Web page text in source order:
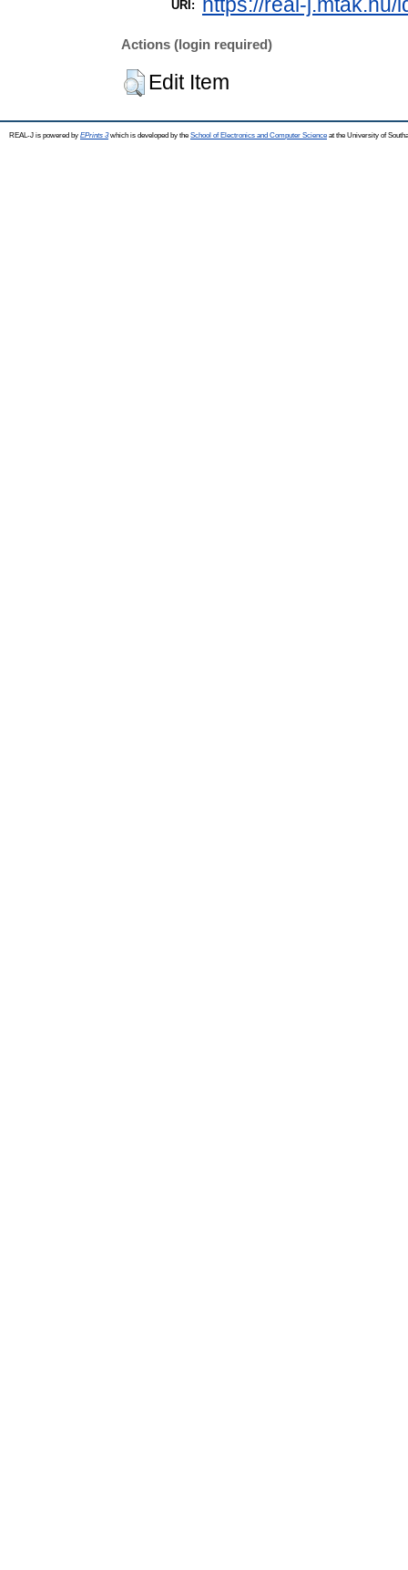
URI:
Actions (login required)
Edit Item
REAL-J is powered by EPrints 3which is developed by the School of Electronics and Computer Science at the University of